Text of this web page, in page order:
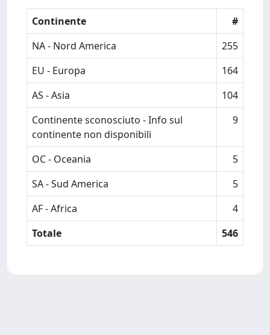
Continente
#
NA - Nord America
255
EU - Europa
164
AS - Asia
104
Continente sconosciuto - Info sul
continente non disponibili
9
OC - Oceania
5
SA - Sud America
5
AF - Africa
4
Totale
546